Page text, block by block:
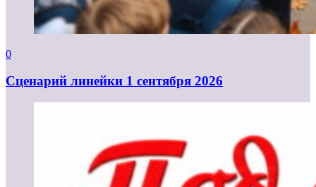
0
Cценарий линейки 1 сентября 2026